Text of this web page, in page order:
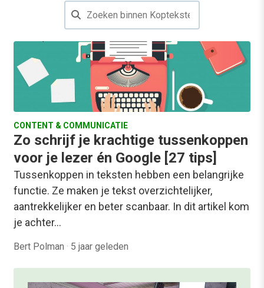
CONTENT & COMMUNICATIE
Zo schrijf je krachtige tussenkoppen
voor je lezer én Google [27 tips]
Tussenkoppen in teksten hebben een belangrijke
functie. Ze maken je tekst overzichtelijker,
aantrekkelijker en beter scanbaar. In dit artikel kom
je achter…
Bert Polman · 5 jaar geleden